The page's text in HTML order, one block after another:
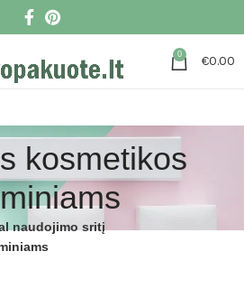
0 €0.00
kosmetikos
naudojimo sritį